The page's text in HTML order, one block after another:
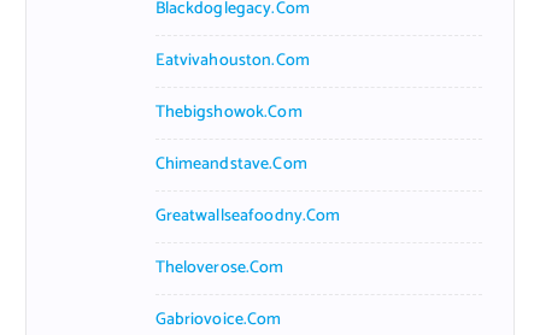
Blackdoglegacy.com
Eatvivahouston.com
Thebigshowok.com
Chimeandstave.com
Greatwallseafoodny.com
Theloverose.com
Gabriovoice.com